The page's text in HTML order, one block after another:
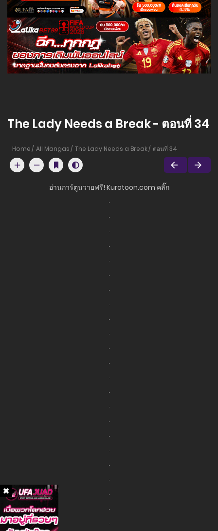
The Lady Needs a Break - ตอนที่ 34
Home All Mangas The Lady Needs a Break ตอนที่ 34
อ่านการ์ตูนวายฟรี! Kurotoon.com คลิ๊ก